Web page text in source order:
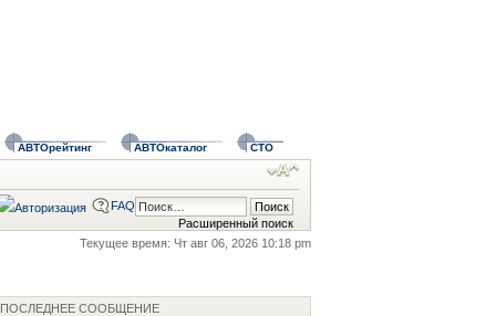
АВТОрейтинг АВТОкаталог СТО
Расширенный поиск
FAQ
Текущее время: Чт авг 06, 2026 10:18 pm
ПОСЛЕДНЕЕ СООБЩЕНИЕ